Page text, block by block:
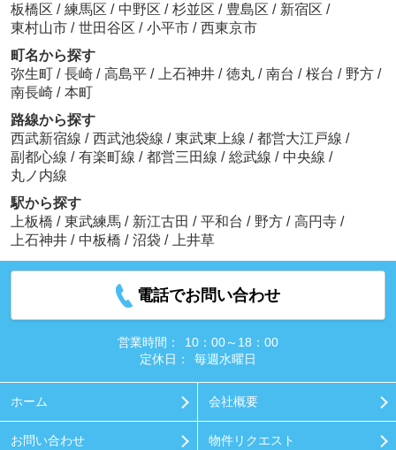
板橋区 / 練馬区 / 中野区 / 杉並区 / 豊島区 / 新宿区 /
東村山市 / 世田谷区 / 小平市 / 西東京市
町名から探す
弥生町 / 長崎 / 高島平 / 上石神井 / 徳丸 / 南台 / 桜台 / 野方 /
南長崎 / 本町
路線から探す
西武新宿線 / 西武池袋線 / 東武東上線 / 都営大江戸線 /
副都心線 / 有楽町線 / 都営三田線 / 総武線 / 中央線 /
丸ノ内線
駅から探す
上板橋 / 東武練馬 / 新江古田 / 平和台 / 野方 / 高円寺 /
上石神井 / 中板橋 / 沼袋 / 上井草
電話でお問い合わせ
営業時間：
10：00～18：00
定休日：
毎週水曜日
ホーム 会社概要
お問い合わせ 物件リクエスト